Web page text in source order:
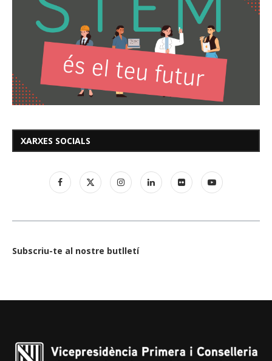
XARXES SOCIALS
Subscriu-te al nostre butlletí